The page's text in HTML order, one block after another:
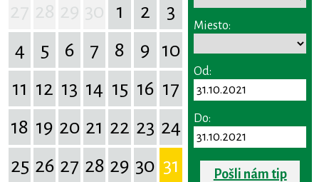
1 2
3
4
5 6 7 8 9 10
11 12 13 14 15 16 17
18 19 20 21 22 23 24
25 26 27 28 29 30 31
Miesto:
Od:
Do:
Pošli nám tip